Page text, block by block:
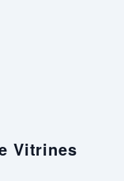
Vitrines